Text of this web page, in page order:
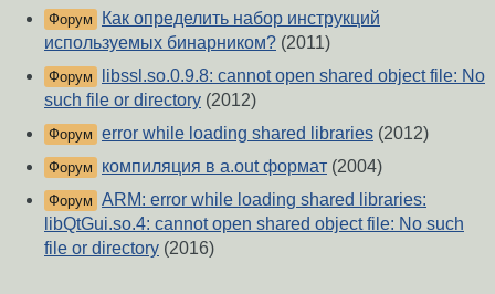
Форум
Как определить набор инструкций
используемых бинарником? (2011)
Форум
libssl.so.0.9.8: cannot open shared object file: No
such file or directory (2012)
Форум error while loading shared libraries (2012)
Форум компиляция в a.out формат (2004)
Форум ARM: error while loading shared libraries:
libQtGui.so.4: cannot open shared object file: No such
file or directory (2016)